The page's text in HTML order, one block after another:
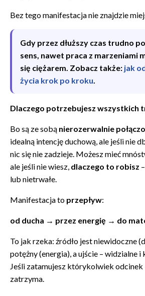
Bez tego manifestacja nie znajdzie
Gdy przez dłuższy czas trudno
sens, nawet praca z marzeniami
się ciężarem. Zobacz także: jak
życia krok po kroku.
Dlaczego potrzebujesz wszystkich
Bo są ze sobą nierozerwalnie
idealną intencję duchową, ale jeśli nie
nic się nie zadzieje. Możesz mieć
ale jeśli nie wiesz, dlaczego to robisz
lub nietrwałe.
Manifestacja to przepływ:
od ducha → przez energię → do
To jak rzeka: źródło jest niewidoczne
potężny (energia), a ujście – widzialne
Jeśli zatamujesz którykolwiek odcinek
zatrzyma.